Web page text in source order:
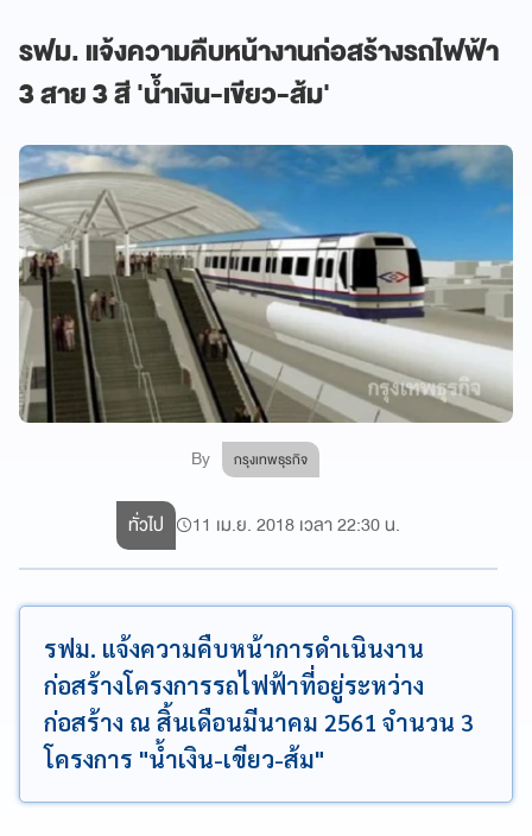
รฟม. แจ้งความคืบหน้างานก่อสร้างรถไฟฟ้า
3 สาย 3 สี 'น้ำเงิน-เขียว-ส้ม'
By กรุงเทพธุรกิจ
ทั่วไป 11 เม.ย. 2018 เวลา 22:30 น.
รฟม. แจ้งความคืบหน้าการดำเนินงาน
ก่อสร้างโครงการรถไฟฟ้าที่อยู่ระหว่าง
ก่อสร้าง ณ สิ้นเดือนมีนาคม 2561 จำนวน 3
โครงการ "น้ำเงิน-เขียว-ส้ม"